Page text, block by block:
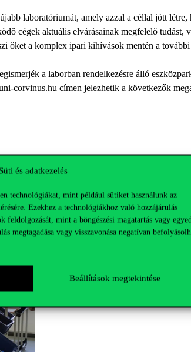
Süti és adatkezelés
technológiákat, mint például sütiket használunk az
Ezekhez a technológiákhoz való hozzájárulás
feldolgozását, mint a böngészési magatartás vagy
megtagadása vagy visszavonása negatívan
Beállítások megtekintése
laboratóriumát, amely azzal a céllal jött
cégek aktuális elvárásainak megfelelő tudást,
őket a komplex ipari kihívások mentén a
a laborban rendelkezésre álló
corvinus.hu címen jelezhetik a következők